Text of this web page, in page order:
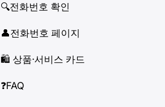
🔍전화번호 확인
👤전화번호 페이지
🛍 ️ 상품·서비스 카드
❓FAQ